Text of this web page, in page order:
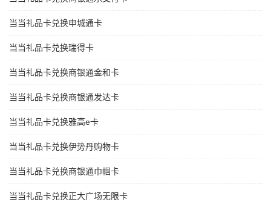
当当礼品卡兑换申城通卡
当当礼品卡兑换瑞得卡
当当礼品卡兑换商银通金和卡
当当礼品卡兑换商银通发达卡
当当礼品卡兑换雅高e卡
当当礼品卡兑换伊势丹购物卡
当当礼品卡兑换商银通巾帼卡
当当礼品卡兑换正大广场无限卡